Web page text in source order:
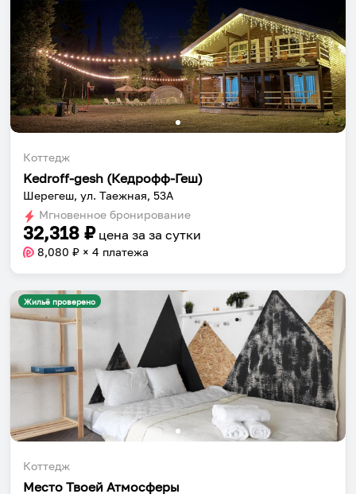
Коттедж
Kedroff-gesh (Кедрофф-Геш)
Шерегеш, ул. Таежная, 53А
Мгновенное бронирование
32,318 ₽ цена за за сутки
8,080 ₽ × 4 платежа
Жильё проверено
Коттедж
Место Твоей Атмосферы